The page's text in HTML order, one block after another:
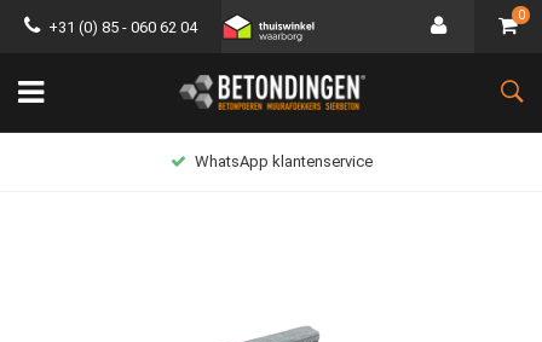
+31 (0) 85 - 060 62 04
0
WhatsApp klantenservice